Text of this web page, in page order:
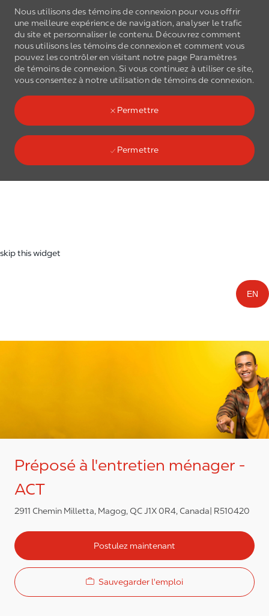
Nous utilisons des témoins de connexion pour vous offrir
une meilleure expérience de navigation, analyser le trafic
du site et personnaliser le contenu. Découvrez comment
nous utilisons les témoins de connexionet comment vous
pouvez les contrôler en visitant notre page Paramètres
de témoins de connexion. Si vous continuez à utiliser ce site,
vous consentez à notre utilisation de témoins de connexion.
Permettre
Permettre
Skip to main content
(0)
skip this widget
EN
Préposé à l'entretien ménager -
ACT
2911 Chemin Milletta, Magog, QC J1X 0R4, Canada R510420
Postulez maintenant
Sauvegarder l'emploi